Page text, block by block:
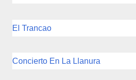
El Trancao
Concierto En La Llanura